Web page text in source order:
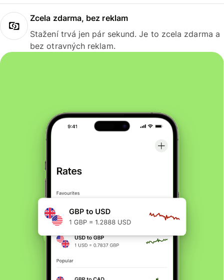
Zcela zdarma, bez reklam
Stažení trvá jen pár sekund. Je to zcela zdarma a
bez otravných reklam.